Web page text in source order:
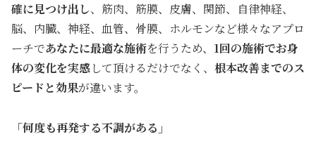
確に見つけ出し、筋肉、筋膜、皮膚、関節、自律神経、
脳、内臓、神経、血管、骨膜、ホルモンなど様々なアプロ
ーチであなたに最適な施術を行うため、 1回の施術でお身
体の変化を実感して頂けるだけでなく、 根本改善までのス
ピードと効果が違います。
「何度も再発する不調がある」